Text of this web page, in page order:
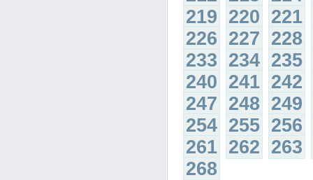
219 220 221
226 227 228
233 234 235
240 241 242
247 248 249
254 255 256
261 262 263
268